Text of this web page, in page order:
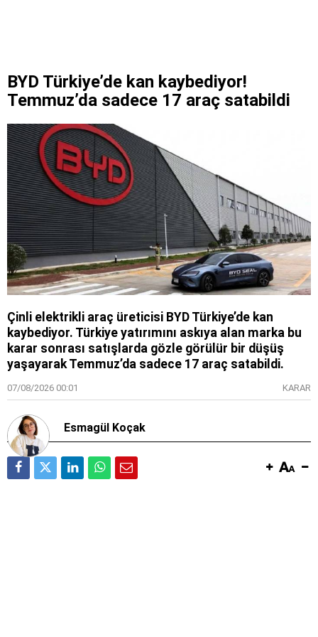
BYD Türkiye’de kan kaybediyor!
Temmuz’da sadece 17 araç satabildi
Çinli elektrikli araç üreticisi BYD Türkiye’de kan
kaybediyor. Türkiye yatırımını askıya alan marka bu
karar sonrası satışlarda gözle görülür bir düşüş
yaşayarak Temmuz’da sadece 17 araç satabildi.
07/08/2026 00:01 KARAR
Esmagül Koçak